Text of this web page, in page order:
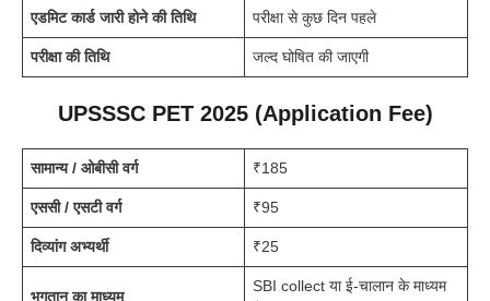
एडमिट कार्ड जारी होने की तिथि परीक्षा से कुछ दिन पहले
परीक्षा की तिथि जल्द घोषित की जाएगी
UPSSSC PET 2025(Application Fee)
सामान्य / ओबीसी वर्ग ₹185
एससी / एसटी वर्ग ₹95
दिव्यांग अभ्यर्थी ₹25
भुगतान का माध्यम
SBI collect या ई-चालान के माध्यम